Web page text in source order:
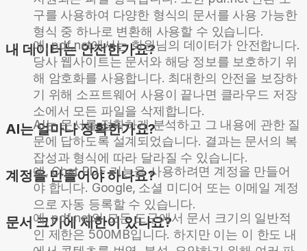
구를 사용하여 다양한 형식의 문서를 사용 가능한
형식 중 하나로 변환해 사용할 수 있습니다.
내 데이터는 안전한가요?
예, pdf.net에서는 회원님의 데이터가 안전합니다.
당사 웹사이트는 문서와 해당 정보를 보호하기 위
해 암호화를 사용합니다. 최대한의 안전을 보장하
기 위해 소프트웨어 사용이 끝나면 클라우드 저장
소에서 모든 파일을 삭제합니다.
AI는 얼마나 정확한가요?
AI는 문서를 정확하게 분석하고 그 내용에 관한 질
문에 답하도록 설계되었습니다. 결과는 문서의 복
잡성과 형식에 따라 달라질 수 있습니다.
계정을 만들어야 하나요?
예, Chat PDF 기능을 사용하려면 계정을 만들어
야 합니다. Google, 소셜 미디어 또는 이메일 계정
으로 자동 등록할 수 있습니다.
문서 크기에 제한이 있나요?
예, pdf.net의 모든 도구에서 문서 크기의 일반적
인 제한은 500MB입니다. 하지만 이는 이 한도 내